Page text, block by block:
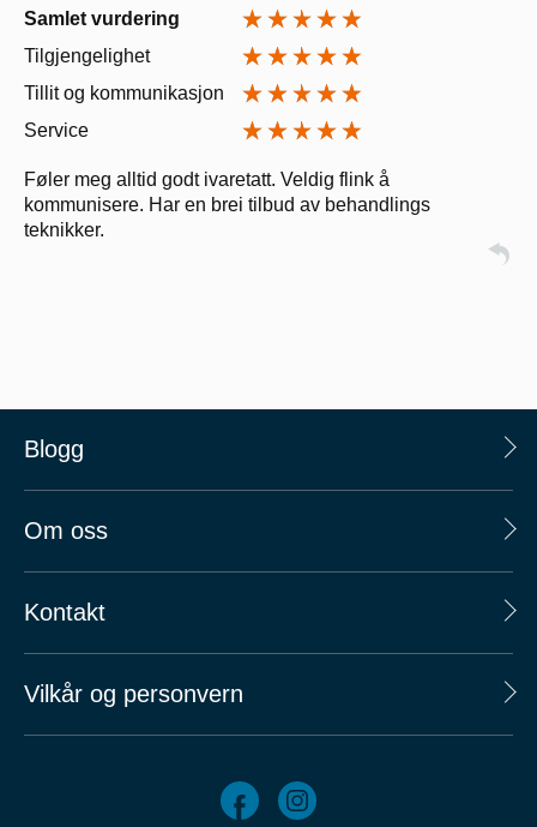
Samlet vurdering
Tilgjengelighet
Tillit og kommunikasjon
Service
Føler meg alltid godt ivaretatt. Veldig flink å
kommunisere. Har en brei tilbud av behandlings
teknikker.
Blogg
Om oss
Kontakt
Vilkår og personvern